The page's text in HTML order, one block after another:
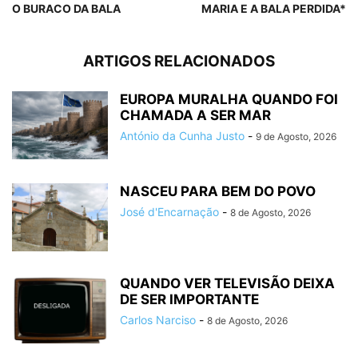
O BURACO DA BALA MARIA E A BALA PERDIDA*
ARTIGOS RELACIONADOS
EUROPA MURALHA QUANDO FOI
CHAMADA A SER MAR
António da Cunha Justo - 9 de Agosto, 2026
NASCEU PARA BEM DO POVO
José d'Encarnação - 8 de Agosto, 2026
QUANDO VER TELEVISÃO DEIXA
DE SER IMPORTANTE
Carlos Narciso - 8 de Agosto, 2026